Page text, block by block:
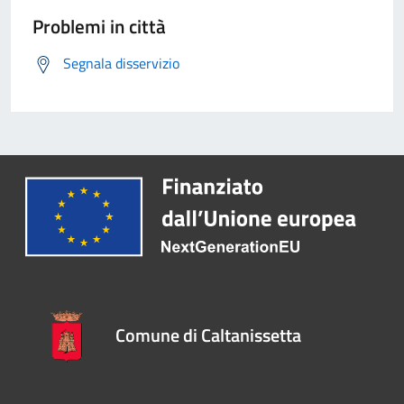
Problemi in città
Segnala disservizio
Comune di Caltanissetta